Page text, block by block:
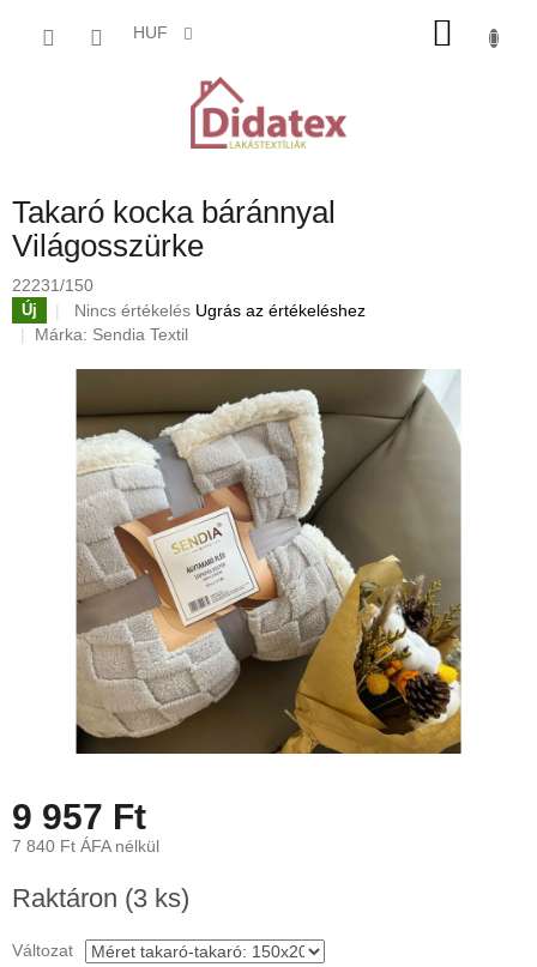
HUF
Takaró kocka báránnyal
Világosszürke
22231/150
Új
A
termék
ből
0,0
csillag.
Nincs értékelés Ugrás az értékeléshez
Márka: Sendia Textil
9 957 Ft
7 840 Ft ÁFA nélkül
Raktáron (3 ks)
Változat